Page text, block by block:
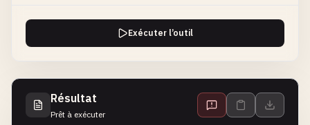
Exécuter l’outil
Résultat
Prêt à exécuter